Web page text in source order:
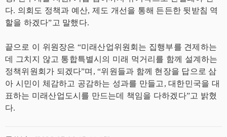
다. 의회도 정책과 예산, 제도 개선을 통해 든든한 뒷받침 역
할을 하겠다”고 말했다.
끝으로 이 위원장은 “미래산업위원회는 집행부를 견제하는
데 그치지 않고 통합특별시의 미래 먹거리를 함께 설계하는
정책위원회가 되겠다”며, “위원들과 함께 현장을 답으로 삼
아 시민이 체감하고 공감하는 성과를 만들고, 대한민국을 대
표하는 미래산업도시를 만드는데 책임을 다하겠다”고 밝혔
다.